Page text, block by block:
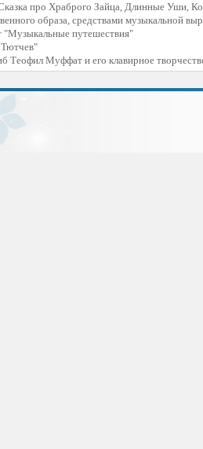
про Храброго Зайца, Длинные Уши,
образа, средствами музыкальной
"Музыкальные путешествия"
Теофил Муффат и его клавирное